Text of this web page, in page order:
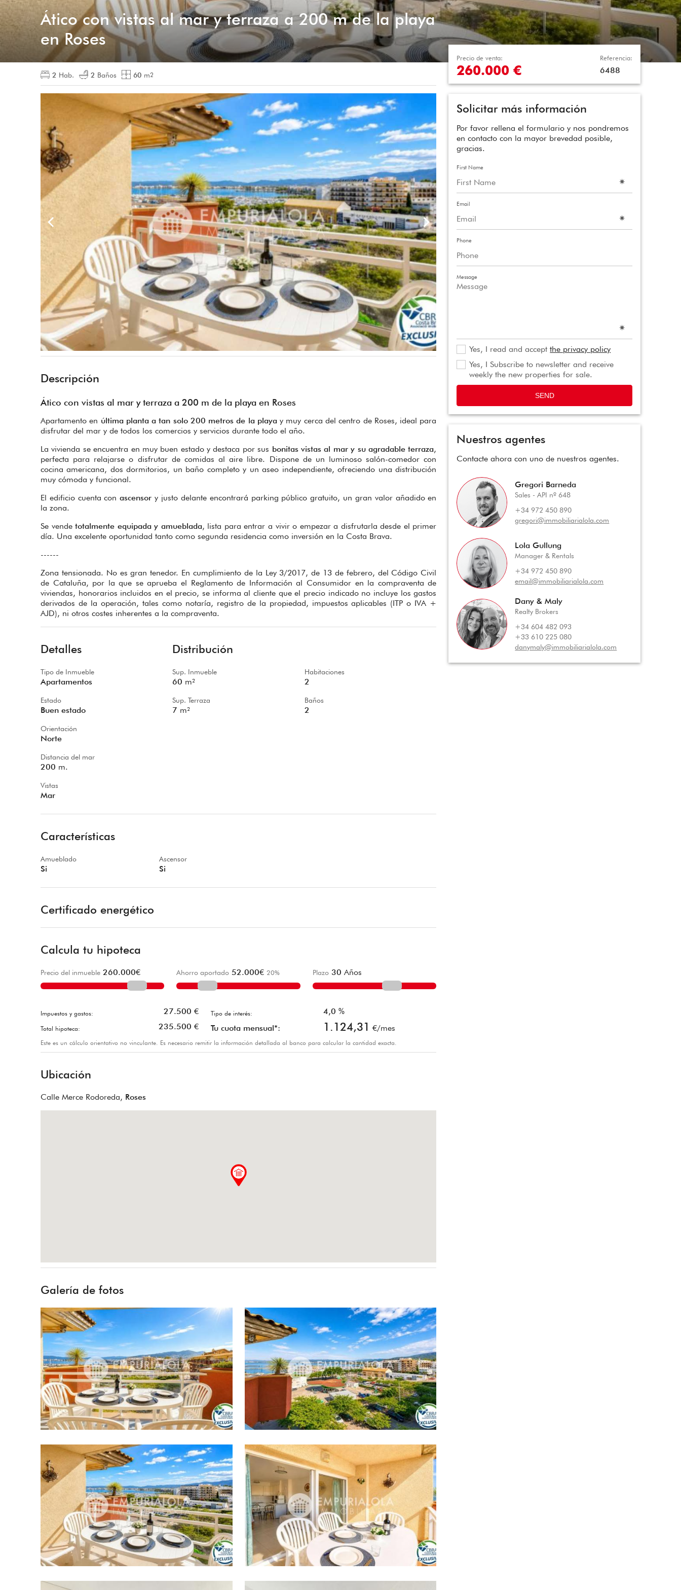
Ático con vistas al mar y terraza a 200 m de la playa
en Roses
2 Hab. 2 Baños 60 m2
Descripción
Ático con vistas al mar y terraza a 200 m de la playa en Roses
Apartamento en última planta a tan solo 200 metros de la playay muy cerca del centro de Roses, ideal para
disfrutar del mar y de todos los comercios y servicios durante todo el año.
La vivienda se encuentra en muy buen estado y destaca por sus bonitas vistas al mar y su agradable terraza,
perfecta para relajarse o disfrutar de comidas al aire libre. Dispone de un luminoso salón-comedor con
cocina americana, dos dormitorios, un baño completo y un aseo independiente, ofreciendo una distribución
muy cómoda y funcional.
El edificio cuenta conascensor y justo delante encontrará parking público gratuito, un gran valor añadido en
la zona.
Se vendetotalmente equipada y amueblada, lista para entrar a vivir o empezar a disfrutarla desde el primer
día. Una excelente oportunidad tanto como segunda residencia como inversión en la Costa Brava.
------
Zona tensionada. No es gran tenedor. En cumplimiento de la Ley 3/2017, de 13 de febrero, del Código Civil
de Cataluña, por la que se aprueba el Reglamento de Información al Consumidor en la compraventa de
viviendas, honorarios incluidos en el precio, se informa al cliente que el precio indicado no incluye los gastos
derivados de la operación, tales como notaría, registro de la propiedad, impuestos aplicables (ITP o IVA +
AJD), ni otros costes inherentes a la compraventa.
Detalles
Tipo de Inmueble
Apartamentos
Estado
Buen estado
Orientación
Norte
Distancia del mar
200 m.
Vistas
Mar
Distribución
Sup. Inmueble
60 m²
Sup. Terraza
7 m²
Habitaciones
2
Baños
2
Características
Amueblado
Si
Ascensor
Si
Certificado energético
Calcula tu hipoteca
Precio del inmueble 260.000€ Ahorro aportado 52.000€ 20% Plazo 30 Años
Impuestos y gastos: 27.500 €
Total hipoteca: 235.500 €
Tipo de interés: 4,0 %
Tu cuota mensual*:
1.124,31 €/mes
Este es un cálculo orientativo no vinculante. Es necesario remitir la información detallada al banco para calcular la cantidad exacta.
Ubicación
Calle Merce Rodoreda, Roses
Galería de fotos
Precio de venta:
260.000 €
Referencia:
6488
Solicitar más información
Por favor rellena el formulario y nos pondremos
en contacto con la mayor brevedad posible,
gracias.
First Name
Email
Phone
Message
Yes, I read and acceptthe privacy policy
Yes, I Subscribe to newsletter and receive
weekly the new properties for sale.
SEND
Nuestros agentes
Contacte ahora con uno de nuestros agentes.
Gregori Barneda
Sales - API nº 648
+34 972 450 890
gregori@immobiliarialola.com
Lola Gullung
Manager & Rentals
+34 972 450 890
email@immobiliarialola.com
Dany & Maly
Realty Brokers
+34 604 482 093
+33 610 225 080
danymaly@immobiliarialola.com